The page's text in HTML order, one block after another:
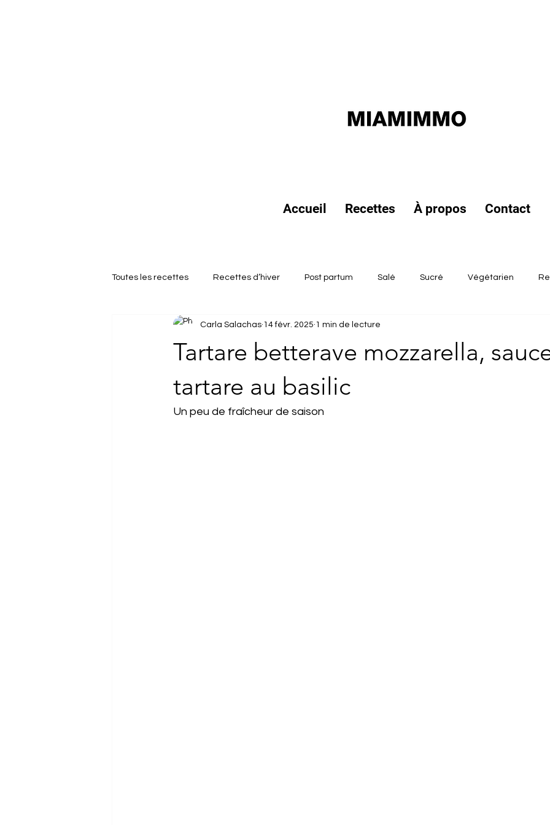
Accueil Recettes À propos Contact
Toutes les recettes Recettes d’hiver Post partum Salé Sucré Végétarien
Repas de fêtes Brunch Apéritif dînatoire Recette rapide
Tartare betterave mozzarella,
tartare au basilic
Carla Salachas 14 févr. 2025 1 min de lecture
Un peu de fraîcheur de saison